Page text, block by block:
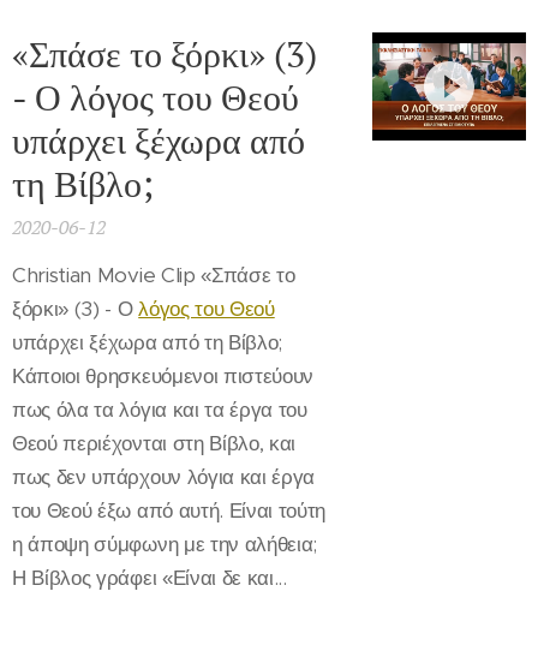
«Σπάσε το ξόρκι» (3)
- Ο λόγος του Θεού
υπάρχει ξέχωρα από
τη Βίβλο;
2020-06-12
Christian Movie Clip «Σπάσε το
ξόρκι» (3) - Ολόγος του Θεού
υπάρχει ξέχωρα από τη Βίβλο;
Κάποιοι θρησκευόμενοι πιστεύουν
πως όλα τα λόγια και τα έργα του
Θεού περιέχονται στη Βίβλο, και
πως δεν υπάρχουν λόγια και έργα
του Θεού έξω από αυτή. Είναι τούτη
η άποψη σύμφωνη με την αλήθεια;
Η Βίβλος γράφει «Είναι δε και...